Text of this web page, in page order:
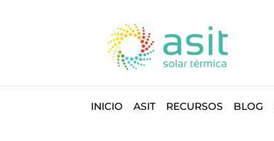
INICIO ASIT RECURSOS BLOG